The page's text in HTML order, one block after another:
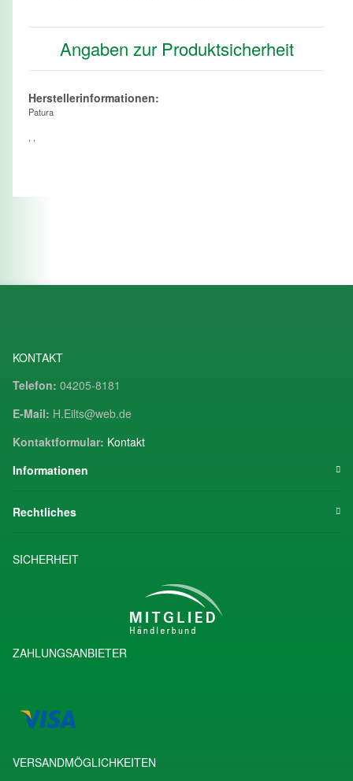
Angaben zur Produktsicherheit
Herstellerinformationen:
Patura
, ,
KONTAKT
Telefon: 04205-8181
E-Mail: H.Eilts@web.de
Kontaktformular: Kontakt
Informationen
Rechtliches
SICHERHEIT
ZAHLUNGSANBIETER
VERSANDMÖGLICHKEITEN